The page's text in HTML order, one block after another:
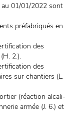
au 01/01/2022 sont
préfabriqués en
des
2.).
des
sur chantiers (L.
(réaction alcali-
armée (J. 6.) et